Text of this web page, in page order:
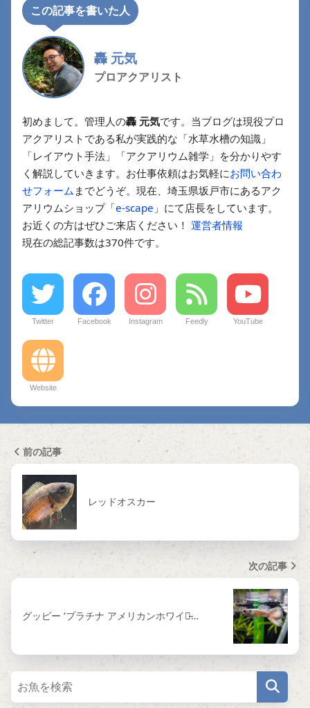
この記事を書いた人
轟 元気
プロアクアリスト
初めまして。管理人の轟 元気です。当ブログは現役プロ
アクアリストである私が実践的な「水草水槽の知識」
「レイアウト手法」「アクアリウム雑学」を分かりやす
く解説していきます。お仕事依頼はお気軽にお問い合わ
せフォーム までどうぞ。現在、埼玉県坂戸市にあるアク
アリウムショップ「e-scape 」にて店長をしています。
お近くの方はぜひご来店ください！ 運営者情報
現在の総記事数は370件です。
Twitter Facebook Instagram Feedly YouTube
Website
前の記事
レッドオスカー
次の記事
グッピー ‘プラチナ アメリカンホワイト̵…